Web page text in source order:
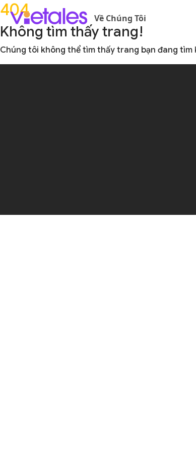
Về Chúng Tôi
404
Không tìm thấy trang!
Chúng tôi không thể tìm thấy trang bạn đang tìm